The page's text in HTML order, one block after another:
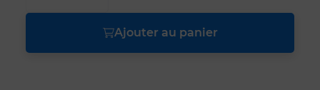
Ajouter au panier